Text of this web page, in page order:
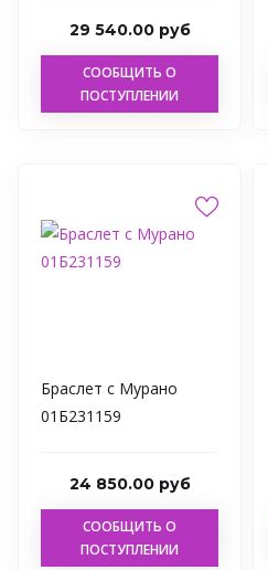
29 540.00 руб
СООБЩИТЬ О
ПОСТУПЛЕНИИ
Браслет с Мурано
01Б231159
24 850.00 руб
СООБЩИТЬ О
ПОСТУПЛЕНИИ